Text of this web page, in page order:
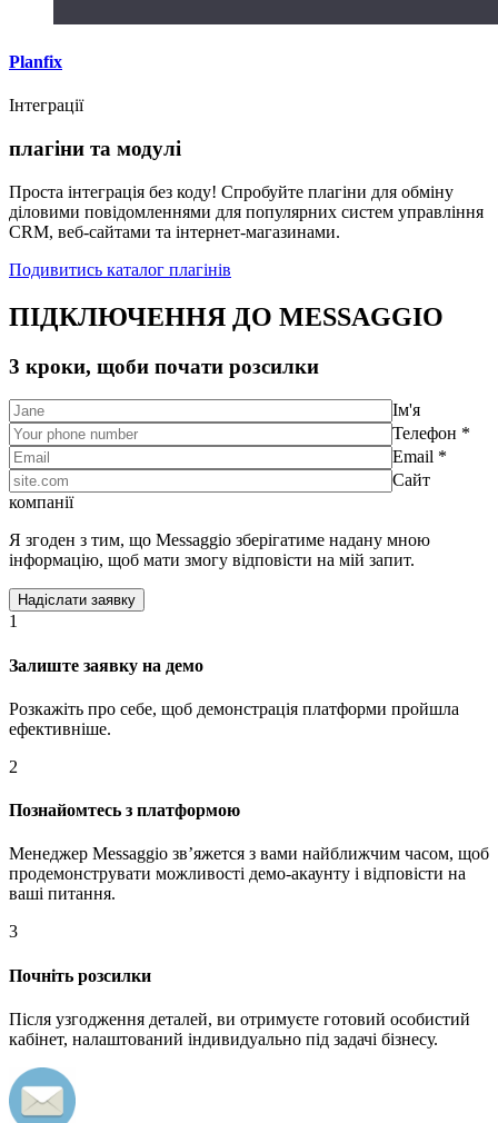
Planfix
Інтеграції
плагіни та модулі
Проста інтеграція без коду! Спробуйте плагіни для обміну
діловими повідомленнями для популярних систем управління
CRM, веб-сайтами та інтернет-магазинами.
Подивитись каталог плагінів
ПІДКЛЮЧЕННЯ ДО MESSAGGIO
3 кроки, щоби почати розсилки
Ім'я
Телефон *
Email *
Сайт
компанії
Я згоден з тим, що Messaggio зберігатиме надану мною
інформацію, щоб мати змогу відповісти на мій запит.
1
Залиште заявку на демо
Розкажіть про себе, щоб демонстрація платформи пройшла
ефективніше.
2
Познайомтесь з платформою
Менеджер Messaggio звʼяжется з вами найближчим часом, щоб
продемонструвати можливості демо-акаунту і відповісти на
ваші питання.
3
Почніть розсилки
Після узгодження деталей, ви отримуєте готовий особистий
кабінет, налаштований індивидуально під задачі бізнесу.